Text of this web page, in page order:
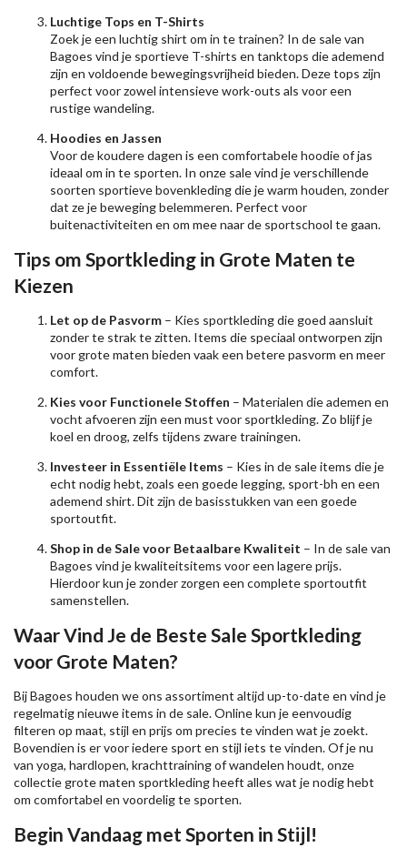
Luchtige Tops en T-Shirts
Zoek je een luchtig shirt om in te trainen? In de sale van
Bagoes vind je sportieve T-shirts en tanktops die ademend
zijn en voldoende bewegingsvrijheid bieden. Deze tops zijn
perfect voor zowel intensieve work-outs als voor een
rustige wandeling.
Hoodies en Jassen
Voor de koudere dagen is een comfortabele hoodie of jas
ideaal om in te sporten. In onze sale vind je verschillende
soorten sportieve bovenkleding die je warm houden, zonder
dat ze je beweging belemmeren. Perfect voor
buitenactiviteiten en om mee naar de sportschool te gaan.
Tips om Sportkleding in Grote Maten te
Kiezen
Let op de Pasvorm – Kies sportkleding die goed aansluit
zonder te strak te zitten. Items die speciaal ontworpen zijn
voor grote maten bieden vaak een betere pasvorm en meer
comfort.
Kies voor Functionele Stoffen – Materialen die ademen en
vocht afvoeren zijn een must voor sportkleding. Zo blijf je
koel en droog, zelfs tijdens zware trainingen.
Investeer in Essentiële Items – Kies in de sale items die je
echt nodig hebt, zoals een goede legging, sport-bh en een
ademend shirt. Dit zijn de basisstukken van een goede
sportoutfit.
Shop in de Sale voor Betaalbare Kwaliteit – In de sale van
Bagoes vind je kwaliteitsitems voor een lagere prijs.
Hierdoor kun je zonder zorgen een complete sportoutfit
samenstellen.
Waar Vind Je de Beste Sale Sportkleding
voor Grote Maten?
Bij Bagoes houden we ons assortiment altijd up-to-date en vind je
regelmatig nieuwe items in de sale. Online kun je eenvoudig
filteren op maat, stijl en prijs om precies te vinden wat je zoekt.
Bovendien is er voor iedere sport en stijl iets te vinden. Of je nu
van yoga, hardlopen, krachttraining of wandelen houdt, onze
collectie grote maten sportkleding heeft alles wat je nodig hebt
om comfortabel en voordelig te sporten.
Begin Vandaag met Sporten in Stijl!